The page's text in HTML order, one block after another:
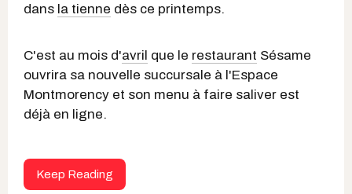
dans la tienne dès ce printemps.
C'est au mois d'avril que le restaurant Sésame
ouvrira sa nouvelle succursale à l'Espace
Montmorency et son menu à faire saliver est
déjà en ligne.
Keep Reading